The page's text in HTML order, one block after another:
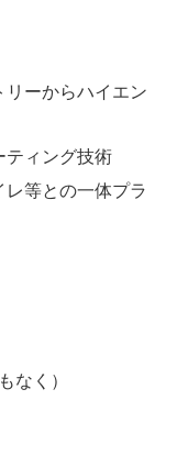
リーからハイエン
ティング技術
レ等との一体プラ
なく）